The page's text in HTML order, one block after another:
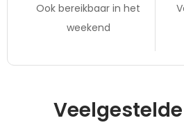
Ook bereikbaar in het
weekend